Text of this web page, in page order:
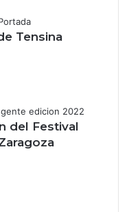
Tensina
del Festival